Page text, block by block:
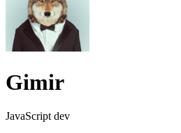
Gimir
JavaScript dev